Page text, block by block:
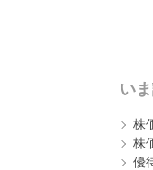
い
株
株
優